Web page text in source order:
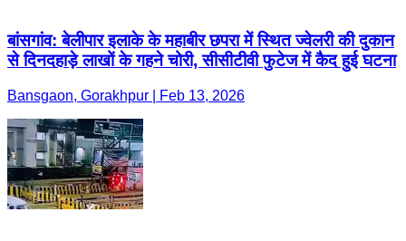
बांसगांव: बेलीपार इलाके के महाबीर छपरा में स्थित ज्वेलरी की दुकान
से दिनदहाड़े लाखों के गहने चोरी, सीसीटीवी फुटेज में कैद हुई घटना
Bansgaon, Gorakhpur | Feb 13, 2026